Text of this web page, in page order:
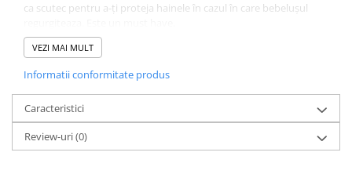
ca scutec pentru a-ți proteja hainele în cazul în care bebelușul
Caracteristici:
Fibre naturale din bambus
Ele calmează pielea și se dovedesc netede ca mătasea. Bambusul
este un material regenerabil care rămâne prietenos cu mediul.
Prietenos cu pielea
VEZI MAI MULT
Informatii conformitate produs
Caracteristici
Review-uri(0)